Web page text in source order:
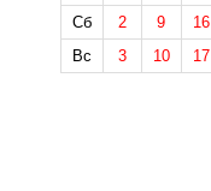
Сб
2 9 16
Вс
3 10 17